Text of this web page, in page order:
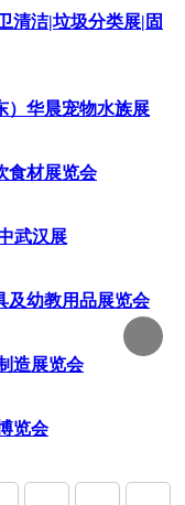
清洁|垃圾分类展|固
）华晨宠物水族展
食材展览会
武汉展
及幼教用品展览会
造展览会
览会